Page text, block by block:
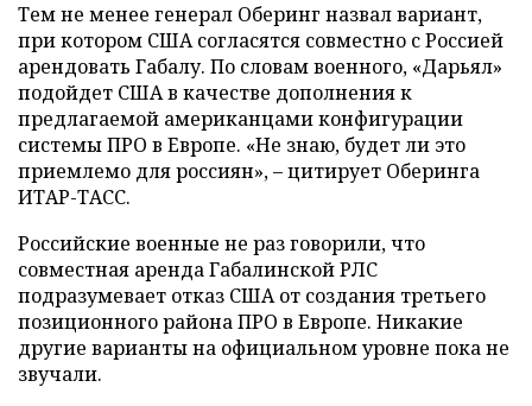
Тем не менее генерал Оберинг назвал вариант,
при котором США согласятся совместно с Россией
арендовать Габалу. По словам военного, «Дарьял»
подойдет США в качестве дополнения к
предлагаемой американцами конфигурации
системы ПРО в Европе. «Не знаю, будет ли это
приемлемо для россиян», – цитирует Оберинга
ИТАР-ТАСС.
Российские военные не раз говорили, что
совместная аренда Габалинской РЛС
подразумевает отказ США от создания третьего
позиционного района ПРО в Европе. Никакие
другие варианты на официальном уровне пока не
звучали.